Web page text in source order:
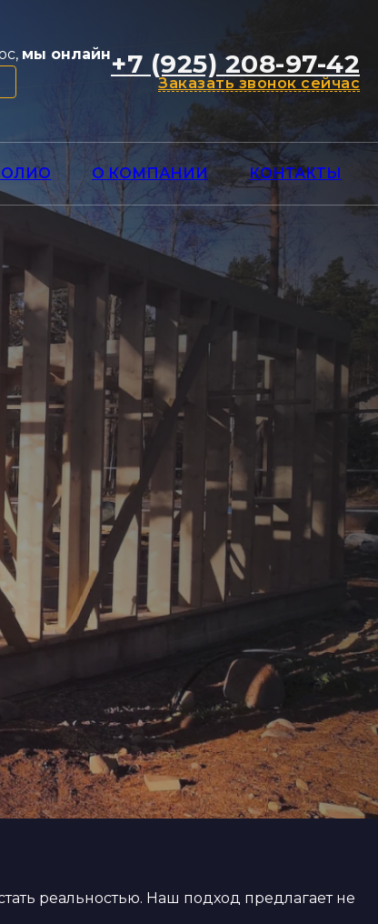
мы онлайн+7 (925) 208-97-42
Заказать звонок сейчас
О КОМПАНИИ КОНТАКТЫ
реальностью. Наш подход предлагает не